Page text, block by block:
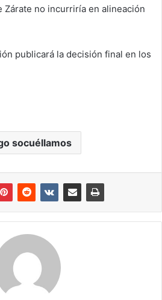
Zárate no incurriría en alineación
publicará la decisión final en los
socuéllamos